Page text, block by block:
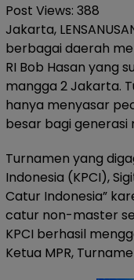
Post Views: 388
Jakarta,
berbagai daerah
RI Bob Hasan yang
mangga 2 Jakarta.
hanya menyasar
besar bagi generasi
Turnamen yang
Indonesia (KPCI),
Catur Indonesia”
catur non-master
KPCI berhasil
Ketua MPR,